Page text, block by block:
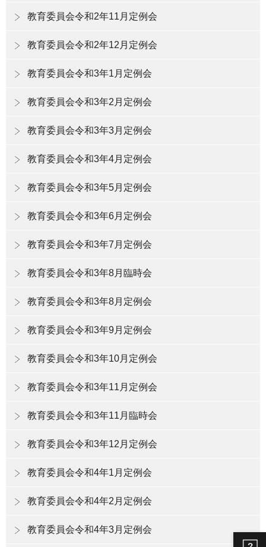
教育委員会令和2年11月定例会
教育委員会令和2年12月定例会
教育委員会令和3年1月定例会
教育委員会令和3年2月定例会
教育委員会令和3年3月定例会
教育委員会令和3年4月定例会
教育委員会令和3年5月定例会
教育委員会令和3年6月定例会
教育委員会令和3年7月定例会
教育委員会令和3年8月臨時会
教育委員会令和3年8月定例会
教育委員会令和3年9月定例会
教育委員会令和3年10月定例会
教育委員会令和3年11月定例会
教育委員会令和3年11月臨時会
教育委員会令和3年12月定例会
教育委員会令和4年1月定例会
教育委員会令和4年2月定例会
教育委員会令和4年3月定例会